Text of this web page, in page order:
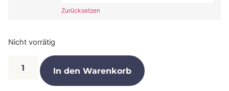
Zurücksetzen
Nicht vorrätig
In den Warenkorb